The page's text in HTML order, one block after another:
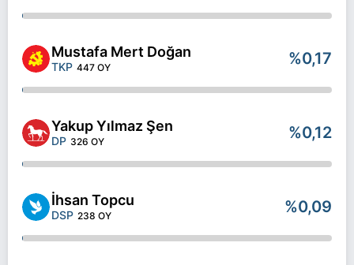
Mustafa Mert Doğan
TKP 447 OY %0,17
Yakup Yılmaz Şen
DP 326 OY %0,12
İhsan Topcu
DSP 238 OY %0,09